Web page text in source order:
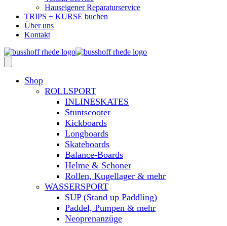
Hauseigener Reparaturservice
TRIPS + KURSE buchen
Über uns
Kontakt
Shop
ROLLSPORT
INLINESKATES
Stuntscooter
Kickboards
Longboards
Skateboards
Balance-Boards
Helme & Schoner
Rollen, Kugellager & mehr
WASSERSPORT
SUP (Stand up Paddling)
Paddel, Pumpen & mehr
Neoprenanzüge